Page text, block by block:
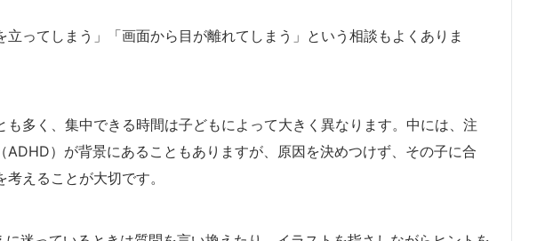
立ってしまう」「画面から目が離れてしまう」という相談もよくありま
も多く、集中できる時間は子どもによって大きく異なります。中には、注
ADHD）が背景にあることもありますが、原因を決めつけず、その子に合
えることが大切です。